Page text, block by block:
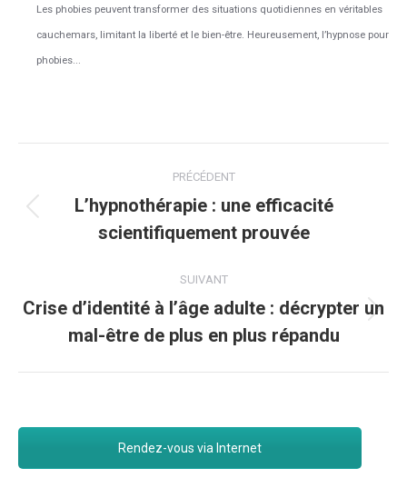
Les phobies peuvent transformer des situations quotidiennes en véritables
cauchemars, limitant la liberté et le bien-être. Heureusement, l’hypnose pour
phobies...
article
PRÉCÉDENT
Article
précédent
L’hypnothérapie : une efficacité
scientifiquement prouvée
SUIVANT
Article
suivant
:
Crise d’identité à l’âge adulte : décrypter un
mal-être de plus en plus répandu
Rendez-vous via Internet